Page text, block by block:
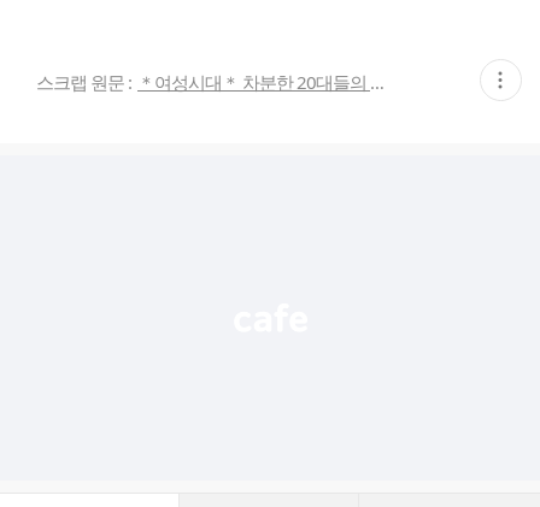
스크랩 원문 : ＊여성시대＊ 차분한 20대들의 알흠다운 공간 현
재